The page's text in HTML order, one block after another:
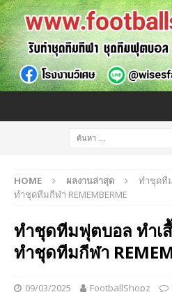
HOME ผลงานล่าสุด
ทำชุดที
ทำชุดทีมกีฬา REMEMBERME
ทำชุดทีมฟุตบอล ทำเ
ทำชุดทีมกีฬา
09/03/2025 FootballShopz